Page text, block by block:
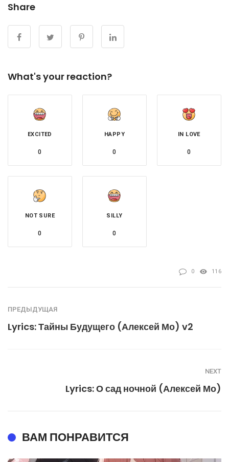
Share
What's your reaction?
EXCITED
0
HAPPY
0
IN LOVE
0
NOT SURE
0
SILLY
0
0 116
ПРЕДЫДУЩАЯ
Lyrics: Тайны Будущего (Алексей Мо) v2
NEXT
Lyrics: О сад ночной (Алексей Мо)
ВАМ ПОНРАВИТСЯ